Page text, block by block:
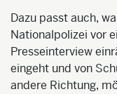
Dazu passt auch,
Nationalpolizei vor
Presseinterview
eingeht und von
andere Richtung,